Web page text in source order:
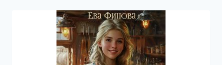
ЕВА
ФИНОВА